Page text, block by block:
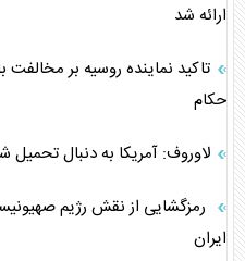
ارائه شد
تاکید نماینده روسیه بر
حکام
لاوروف: آمریکا به دنبال
رمزگشایی از نقش رژیم
ایران